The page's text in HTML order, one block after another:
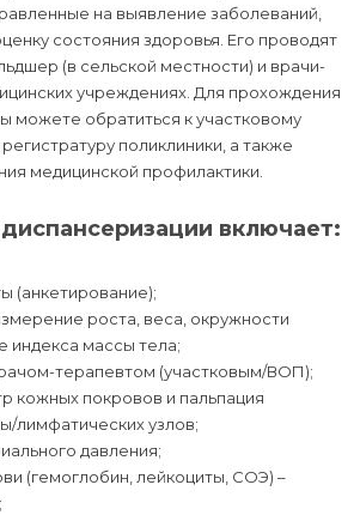
на выявление заболеваний,
состояния здоровья. Его проводят
(в сельской местности) и врачи-
учреждениях. Для прохождения
можете обратиться к участковому
поликлиники, а также
медицинской профилактики.
включает:
(анкетирование);
роста, веса, окружности
индекса массы тела;
терапевтом (участковым/ВОП);
кожных покровов и пальпация
лимфатических узлов;
давления;
(гемоглобин, лейкоциты, СОЭ) –